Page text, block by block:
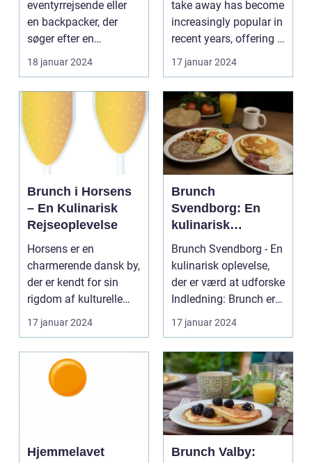
eventyrrejsende eller
en backpacker, der
søger efter en
uforglemmelig
gastronomisk opl...
18 januar 2024
take away has become
increasingly popular in
recent years, offering a
convenien...
17 januar 2024
Brunch i Horsens
– En Kulinarisk
Rejseoplevelse
Horsens er en
charmerende dansk by,
der er kendt for sin
rigdom af kulturelle
tilbud og naturskønne
17 januar 2024
Brunch
Svendborg: En
kulinarisk
oplevelse for
eventyrrejsende
og backpackere
Brunch Svendborg - En
kulinarisk oplevelse,
der er værd at udforske
Indledning: Brunch er
en populæ...
17 januar 2024
Hjemmelavet
Brunch Valby: